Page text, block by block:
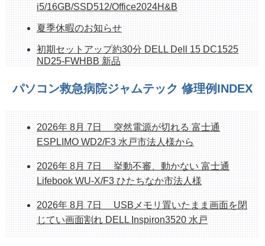
i5/16GB/SSD512/Office2024H&B
夏季休暇のお知らせ
初期セットアップ約30分 DELL Dell 15 DC1525
ND25-FWHBB 新品
持ち帰れます！ NEC PC-GE33EJYA2 512GB
SSD、16G、OfficeH&B
ホームページシステム更新作業中のお知らせ
整備済み中古デスクトップPC 販売中 富士通
ESPLIMO D586/M
整備済み中古PC販売中 富士通FH70/D1 1TB
SSD/Corei7/8GB/23.8インチ/Office
パソコン救急病院ジャムテック 修理例INDEX
2026年 8月 7日 突然電源が切れる 富士通
ESPLIMO WD2/F3 水戸市法人様から
2026年 8月 7日 挙動不審、動かない 富士通
Lifebook WU-X/F3 ひたちなか市法人様
2026年 8月 7日 USBメモリ置いたまま画面を閉
じてい画面割れ DELL Inspiron3520 水戸